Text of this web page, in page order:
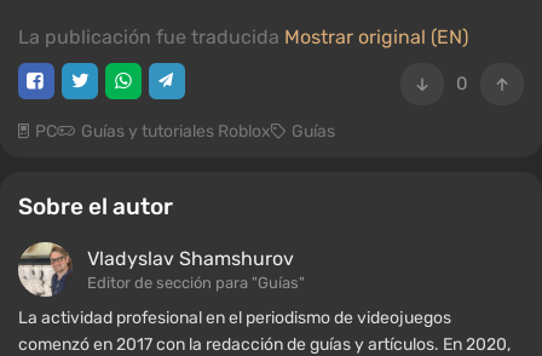
La publicación fue traducida Mostrar original (EN)
0
PC Guías y tutoriales Roblox Guías
Sobre el autor
Vladyslav Shamshurov
Editor de sección para "Guías"
La actividad profesional en el periodismo de videojuegos
comenzó en 2017 con la redacción de guías y artículos. En 2020,